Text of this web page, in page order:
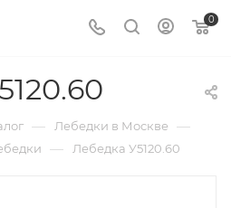
0
— Лебедки в Москве —
— Лебедка У5120.60